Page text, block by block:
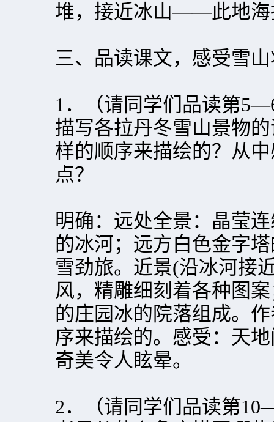
堆，接近冰山——此地海
三、品读课文，感受雪
1．（请同学们品读第
描写各拉丹冬雪山景物
样的顺序来描绘的？从
点？
明确：远处全景：晶莹
的冰河；远方白色金字
雪劲旅。近景(沿冰河接
风，精雕细刻着各种图
的庄园冰的院落组成。
序来描绘的。感受：天
奇美令人眩晕。
2．（请同学们品读第